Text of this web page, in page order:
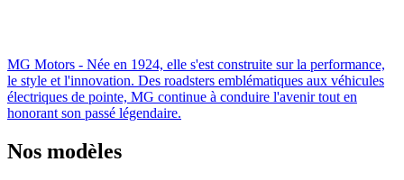
MG Motors - Née en 1924, elle s'est construite sur la performance,
le style et l'innovation. Des roadsters emblématiques aux véhicules
électriques de pointe, MG continue à conduire l'avenir tout en
honorant son passé légendaire.
Nos modèles